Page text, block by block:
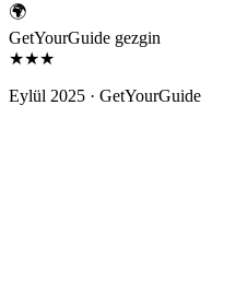
🌍
GetYourGuide gezgin
★★★
Eylül 2025 · GetYourGuide